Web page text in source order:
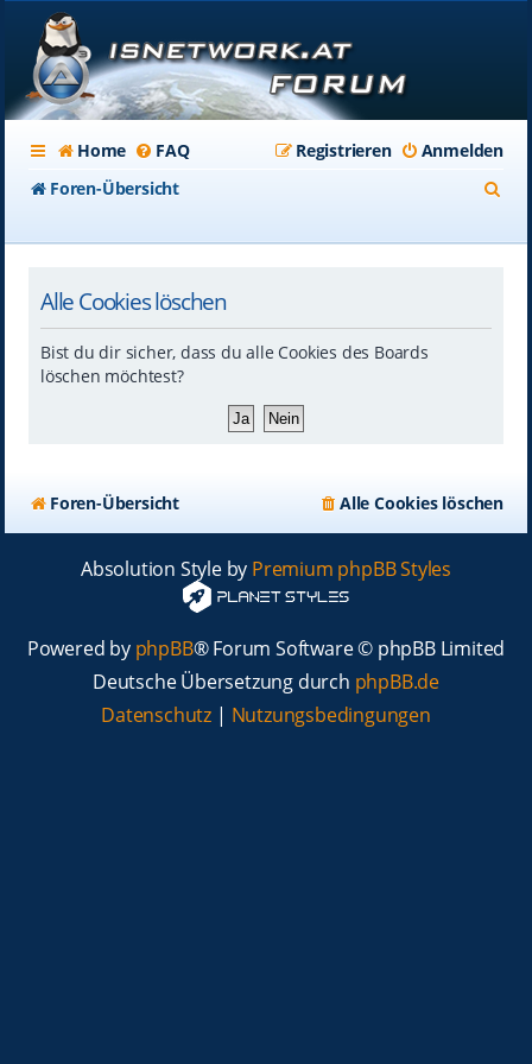
Home FAQ Anmelden
Registrieren
Foren-Übersicht
Alle Cookies löschen
Bist du dir sicher, dass du alle Cookies des Boards
löschen möchtest?
Foren-Übersicht Alle Cookies löschen
Absolution Style by Premium phpBB Styles
Powered by phpBB® Forum Software © phpBB Limited
Deutsche Übersetzung durch phpBB.de
Datenschutz | Nutzungsbedingungen